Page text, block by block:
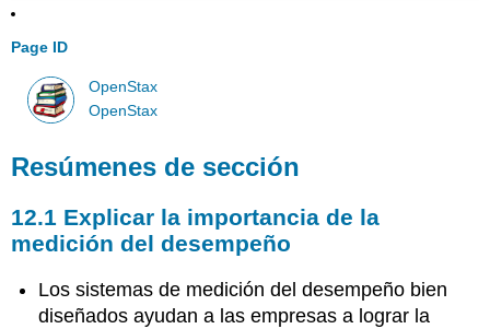
Page ID
OpenStax
OpenStax
Resúmenes de sección
12.1 Explicar la importancia de la
medición del desempeño
Los sistemas de medición del desempeño bien
diseñados ayudan a las empresas a lograr la